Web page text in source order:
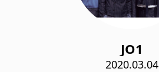
JO1
2020.03.04